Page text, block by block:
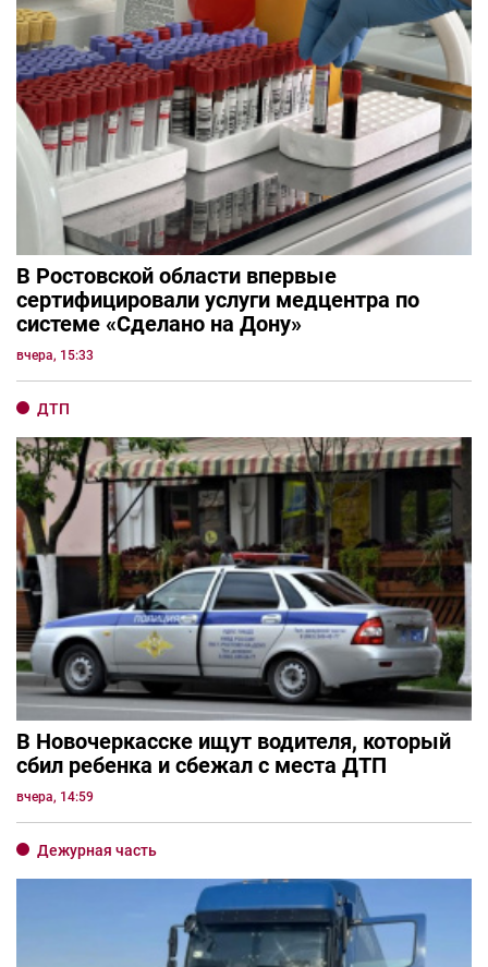
В Ростовской области впервые
сертифицировали услуги медцентра по
системе «Сделано на Дону»
вчера, 15:33
ДТП
В Новочеркасске ищут водителя, который
сбил ребенка и сбежал с места ДТП
вчера, 14:59
Дежурная часть